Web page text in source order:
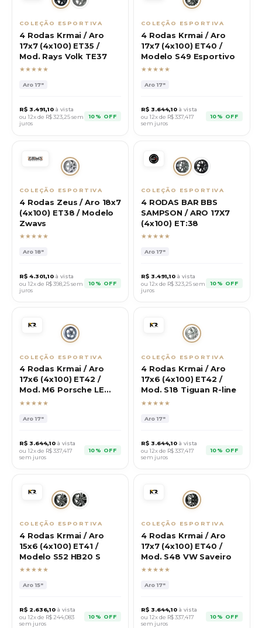
COLEÇÃO ESPORTIVA
4 Rodas Krmai / Aro
17x7 (4x100) ET35 /
Mod. Rays Volk TE37
★★★★★
Aro17"
R$ 3.491,10 à vista
ou 12x de R$323,25sem
juros
10% OFF
COLEÇÃO ESPORTIVA
4 Rodas Krmai / Aro
17x7 (4x100) ET40 /
Modelo S49 Esportivo
★★★★★
Aro17"
R$ 3.644,10 à vista
ou 12x de R$337,417
sem juros
10% OFF
COLEÇÃO ESPORTIVA
4 Rodas Zeus / Aro 18x7
(4x100) ET38 / Modelo
Zwavs
★★★★★
Aro18"
R$ 4.301,10 à vista
ou 12x de R$398,25sem
juros
10% OFF
COLEÇÃO ESPORTIVA
4 RODAS BAR BBS
SAMPSON / ARO 17X7
(4x100) ET:38
★★★★★
Aro17"
R$ 3.491,10 à vista
ou 12x de R$323,25sem
juros
10% OFF
COLEÇÃO ESPORTIVA
4 Rodas Krmai / Aro
17x6 (4x100) ET42 /
Mod. M6 Porsche LE
Mans
★★★★★
Aro17"
R$ 3.644,10 à vista
ou 12x de R$337,417
sem juros
10% OFF
COLEÇÃO ESPORTIVA
4 Rodas Krmai / Aro
17x6 (4x100) ET42 /
Mod. S18 Tiguan R-line
★★★★★
Aro17"
R$ 3.644,10 à vista
ou 12x de R$337,417
sem juros
10% OFF
COLEÇÃO ESPORTIVA
4 Rodas Krmai / Aro
15x6 (4x100) ET41 /
Modelo S52 HB20 S
★★★★★
Aro15"
R$ 2.636,10 à vista
ou 12x de R$244,083
sem juros
10% OFF
COLEÇÃO ESPORTIVA
4 Rodas Krmai / Aro
17x7 (4x100) ET40 /
Mod. S48 VW Saveiro
★★★★★
Aro17"
R$ 3.644,10 à vista
ou 12x de R$337,417
sem juros
10% OFF